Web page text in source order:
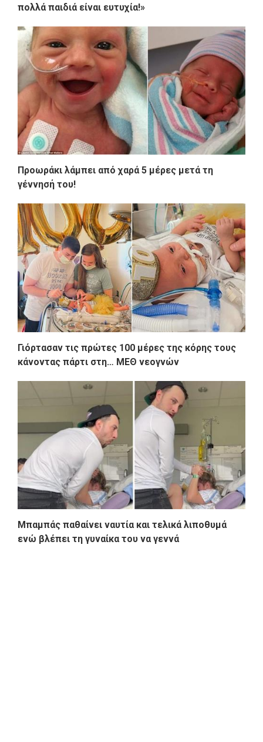
πολλά παιδιά είναι ευτυχία!»
Προωράκι λάμπει από χαρά 5 μέρες μετά τη
γέννησή του!
Γιόρτασαν τις πρώτες 100 μέρες της κόρης τους
κάνοντας πάρτι στη… ΜΕΘ νεογνών
Μπαμπάς παθαίνει ναυτία και τελικά λιποθυμά
ενώ βλέπει τη γυναίκα του να γεννά